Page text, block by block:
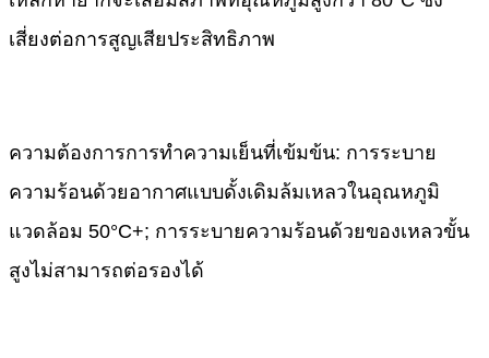
เสี่ยงต่อการสูญเสียประสิทธิภาพ
​ความต้องการการทำความเย็นที่เข้มข้น: การระบาย
ความร้อนด้วยอากาศแบบดั้งเดิมล้มเหลวในอุณหภูมิ
แวดล้อม 50°C+; การระบายความร้อนด้วยของเหลวขั้น
สูงไม่สามารถต่อรองได้